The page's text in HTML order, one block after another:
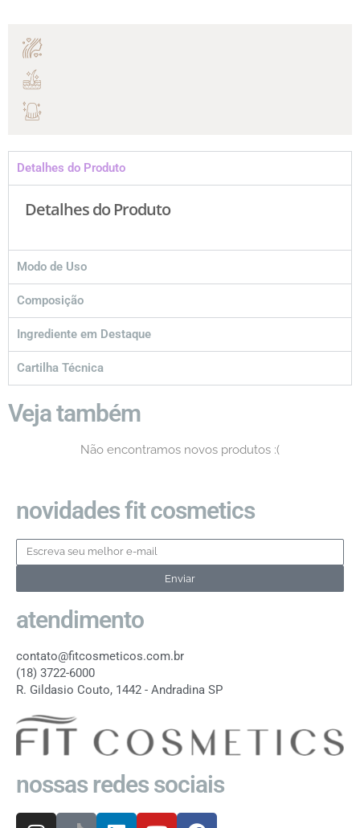
Detalhes do Produto
Detalhes do Produto
Modo de Uso
Composição
Ingrediente em Destaque
Cartilha Técnica
Veja também
Não encontramos novos produtos :(
novidades fit cosmetics
Enviar
atendimento
contato@fitcosmeticos.com.br
(18) 3722-6000
R. Gildasio Couto, 1442 - Andradina SP
nossas redes sociais